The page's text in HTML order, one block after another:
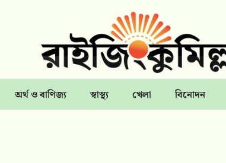
অর্থ ও বাণিজ্য স্বাস্থ্য খেলা বিনোদন